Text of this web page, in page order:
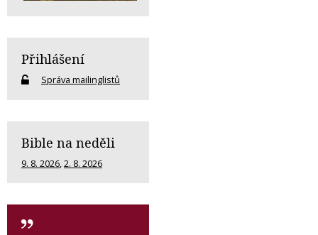
Přihlášení
Správa mailinglistů
Bible na neděli
9. 8. 2026,2. 8. 2026